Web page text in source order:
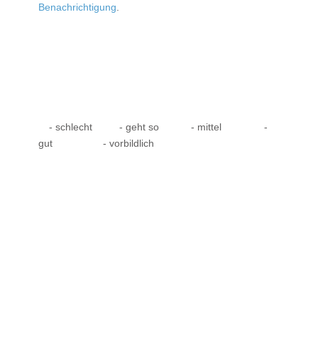
Benachrichtigung
- schlecht - geht so - mittel
-
gut
- vorbildlich